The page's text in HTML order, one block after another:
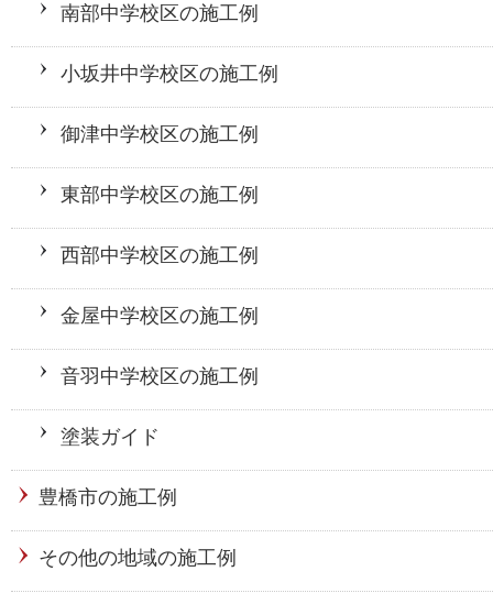
南部中学校区の施工例
小坂井中学校区の施工例
御津中学校区の施工例
東部中学校区の施工例
西部中学校区の施工例
金屋中学校区の施工例
音羽中学校区の施工例
塗装ガイド
豊橋市の施工例
その他の地域の施工例